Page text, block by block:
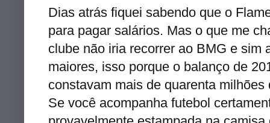
Dias atrás fiquei sabendo que o
para pagar salários. Mas o que me
clube não iria recorrer ao BMG e sim
maiores, isso porque o balanço de
constavam mais de quarenta
Se você acompanha futebol